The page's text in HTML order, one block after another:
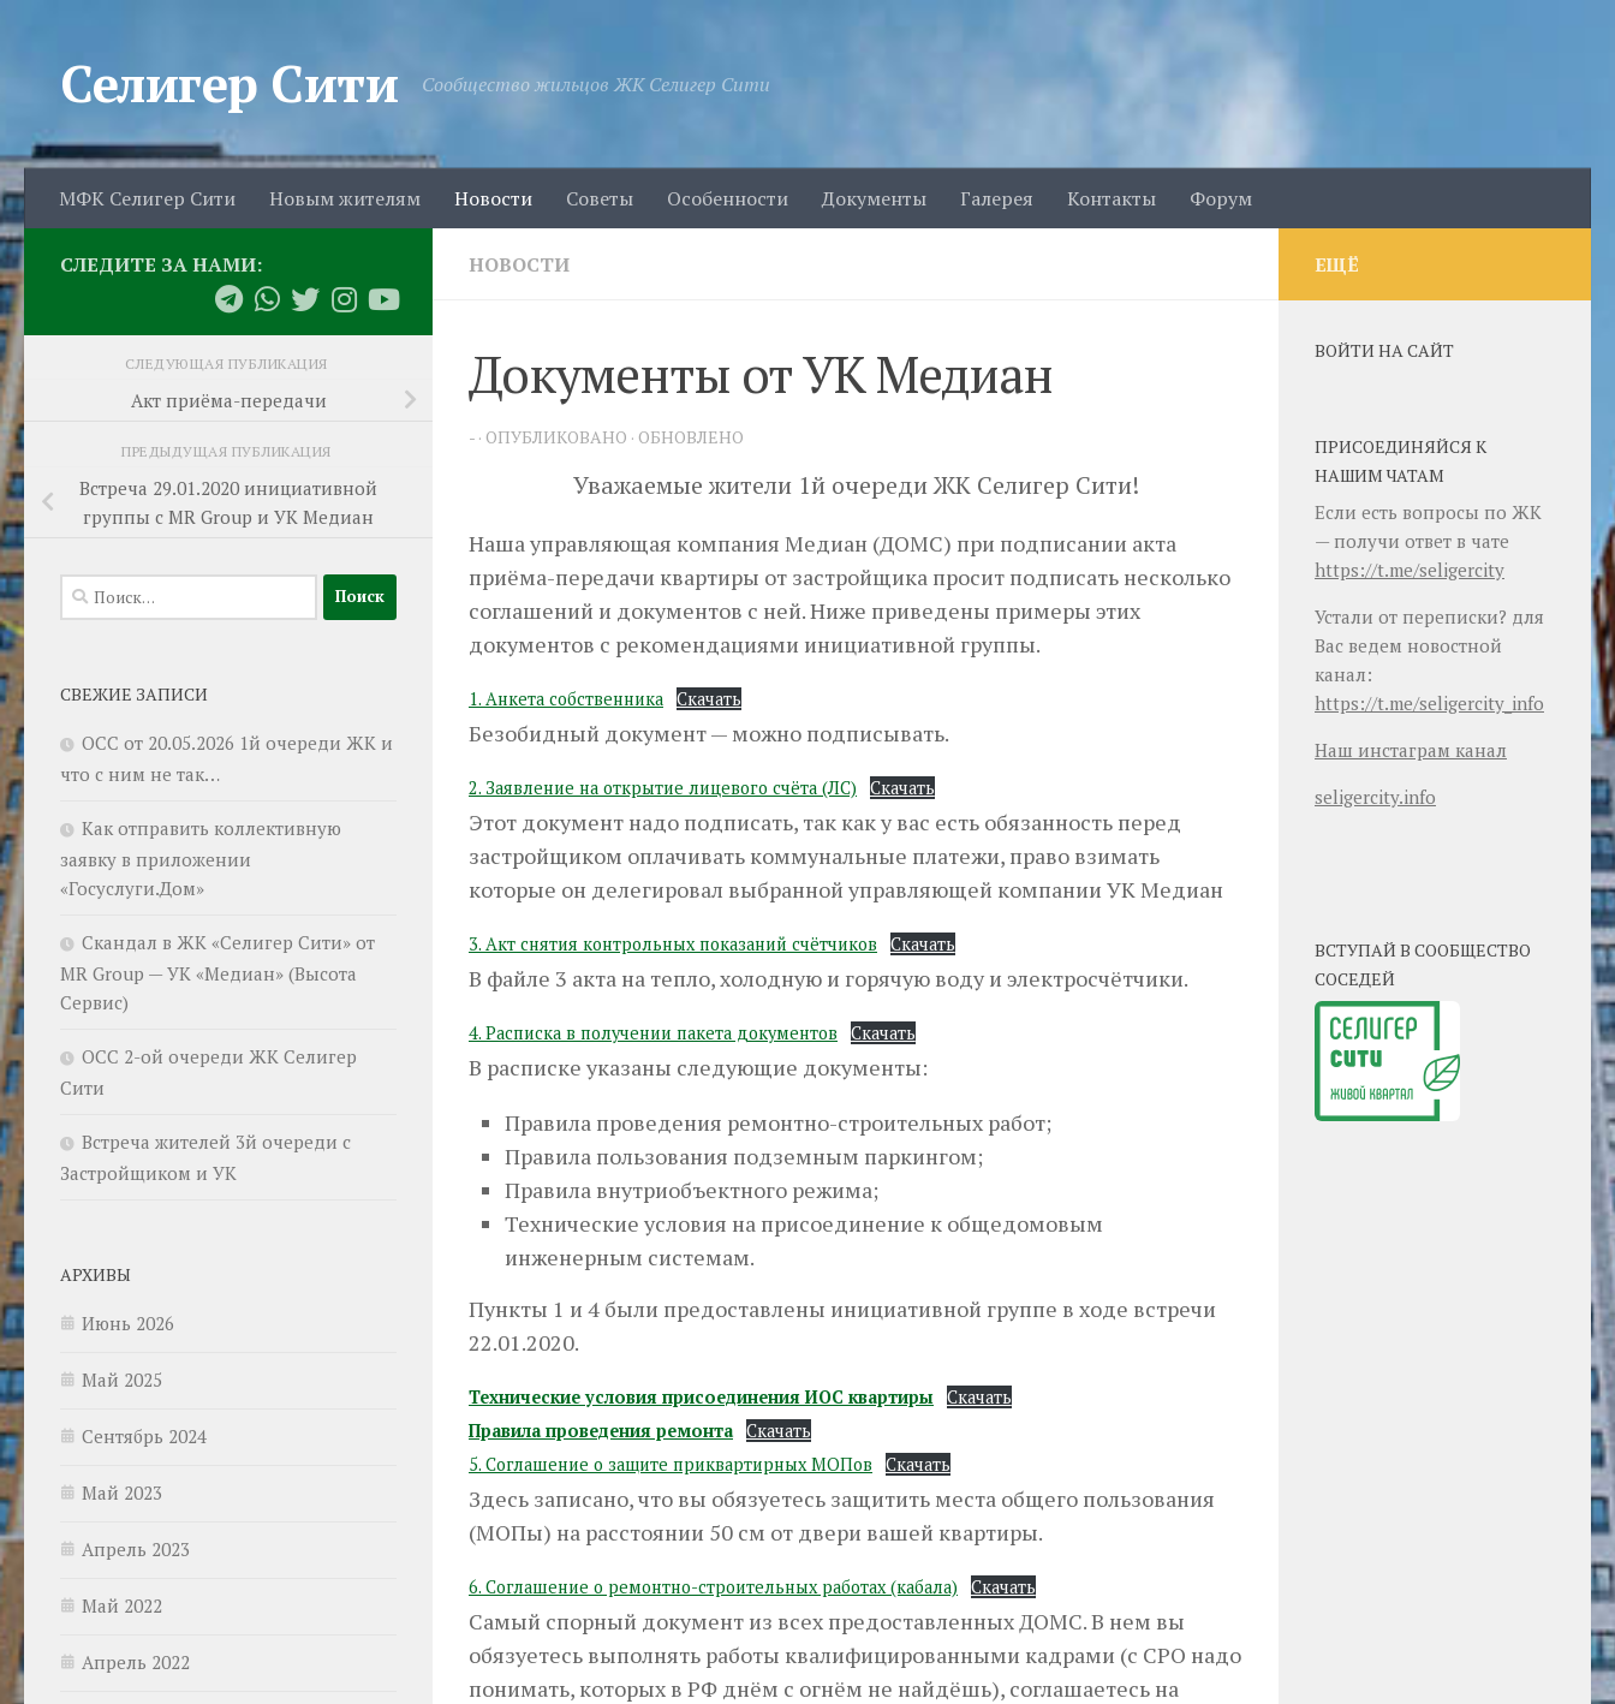
Селигер Сити Сообщество жильцов ЖК Селигер Сити
МФК Селигер Сити Новым жителям Новости Советы Особенности Документы Галерея Контакты Форум
НОВОСТИ
Документы от УК Медиан
- · ОПУБЛИКОВАНО · ОБНОВЛЕНО
Уважаемые жители 1й очереди ЖК Селигер Сити!
Наша управляющая компания Медиан (ДОМС) при подписании акта
приёма-передачи квартиры от застройщика просит подписать несколько
соглашений и документов с ней. Ниже приведены примеры этих
документов с рекомендациями инициативной группы.
1. Анкета собственника Скачать
Безобидный документ — можно подписывать.
2. Заявление на открытие лицевого счёта (ЛС) Скачать
Этот документ надо подписать, так как у вас есть обязанность перед
застройщиком оплачивать коммунальные платежи, право взимать
которые он делегировал выбранной управляющей компании УК Медиан
3. Акт снятия контрольных показаний счётчиков Скачать
В файле 3 акта на тепло, холодную и горячую воду и электросчётчики.
4. Расписка в получении пакета документов Скачать
В расписке указаны следующие документы:
Правила проведения ремонтно-строительных работ;
Правила пользования подземным паркингом;
Правила внутриобъектного режима;
Технические условия на присоединение к общедомовым
инженерным системам.
Пункты 1 и 4 были предоставлены инициативной группе в ходе встречи
22.01.2020.
Технические условия присоединения ИОС квартиры Скачать
Правила проведения ремонта Скачать
5. Соглашение о защите приквартирных МОПов
Скачать
Здесь записано, что вы обязуетесь защитить места общего пользования
(МОПы) на расстоянии 50 см от двери вашей квартиры.
6. Соглашение о ремонтно-строительных работах (кабала) Скачать
Самый спорный документ из всех предоставленных ДОМС. В нем вы
обязуетесь выполнять работы квалифицированными кадрами (с СРО надо
понимать, которых в РФ днём с огнём не найдёшь), соглашаетесь на
СЛЕДИТЕ ЗА НАМИ:
СЛЕДУЮЩАЯ ПУБЛИКАЦИЯ
Акт приёма-передачи
ПРЕДЫДУЩАЯ ПУБЛИКАЦИЯ
Встреча 29.01.2020 инициативной
группы с MR Group и УК Медиан
Найти:
СВЕЖИЕ ЗАПИСИ
ОСС от 20.05.2026 1й очереди ЖК и
что с ним не так…
Как отправить коллективную
заявку в приложении
«Госуслуги.Дом»
Скандал в ЖК «Селигер Сити» от
MR Group — УК «Медиан» (Высота
Сервис)
ОСС 2-ой очереди ЖК Селигер
Сити
Встреча жителей 3й очереди с
Застройщиком и УК
АРХИВЫ
Июнь 2026
Май 2025
Сентябрь 2024
Май 2023
Апрель 2023
Май 2022
Апрель 2022
ЕЩЁ
ВОЙТИ НА САЙТ
ПРИСОЕДИНЯЙСЯ К
НАШИМ ЧАТАМ
Если есть вопросы по ЖК
— получи ответ в чате
https://t.me/seligercity
Устали от переписки? для
Вас ведем новостной
канал:
https://t.me/seligercity_info
Наш инстаграм канал
seligercity.info
ВСТУПАЙ В СООБЩЕСТВО
СОСЕДЕЙ